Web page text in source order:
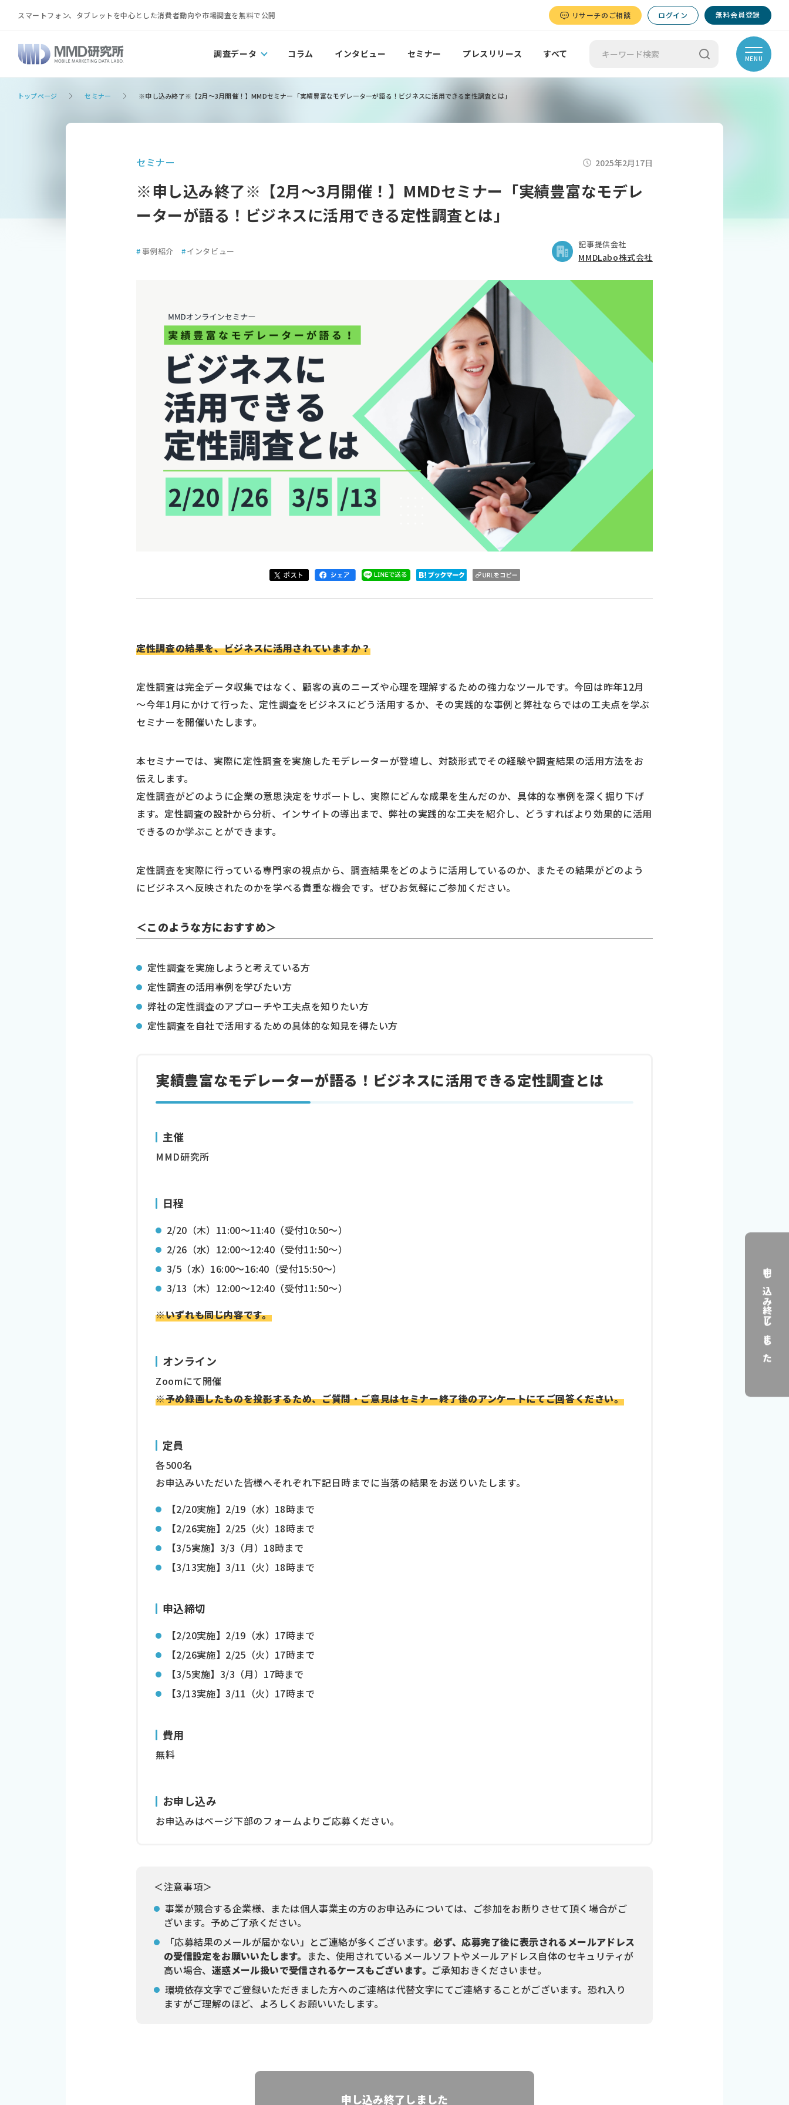
スマートフォン、タブレットを中心とした消費者動向や市場調査を無料で公開 リサーチのご相談 ログイン 無料会員登録
調査データ コラム インタビュー セミナー プレスリリース すべて MENU
トップページ セミナー ※申し込み終了※【2月～3月開催！】MMDセミナー「実績豊富なモデレーターが語る！ビジネスに活用できる定性調査とは」
セミナー 2025年2月17日
※申し込み終了※【2月～3月開催！】MMDセミナー「実績豊富なモデレ
ーターが語る！ビジネスに活用できる定性調査とは」
# 事例紹介 #インタビュー
記事提供会社
MMDLabo株式会社
申し込み終了しました
定性調査の結果を、ビジネスに活用されていますか？
定性調査は完全データ収集ではなく、顧客の真のニーズや心理を理解するための強力なツールです。今回は昨年12月
～今年1月にかけて行った、定性調査をビジネスにどう活用するか、その実践的な事例と弊社ならではの工夫点を学ぶ
セミナーを開催いたします。
本セミナーでは、実際に定性調査を実施したモデレーターが登壇し、対談形式でその経験や調査結果の活用方法をお
伝えします。
定性調査がどのように企業の意思決定をサポートし、実際にどんな成果を生んだのか、具体的な事例を深く掘り下げ
ます。定性調査の設計から分析、インサイトの導出まで、弊社の実践的な工夫を紹介し、どうすればより効果的に活用
できるのか学ぶことができます。
定性調査を実際に行っている専門家の視点から、調査結果をどのように活用しているのか、またその結果がどのよう
にビジネスへ反映されたのかを学べる貴重な機会です。ぜひお気軽にご参加ください。
＜このような方におすすめ＞
定性調査を実施しようと考えている方
定性調査の活用事例を学びたい方
弊社の定性調査のアプローチや工夫点を知りたい方
定性調査を自社で活用するための具体的な知見を得たい方
実績豊富なモデレーターが語る！ビジネスに活用できる定性調査とは
主催
MMD研究所
日程
2/20（木）11:00～11:40（受付10:50～）
2/26（水）12:00～12:40（受付11:50～）
3/5（水）16:00～16:40（受付15:50～）
3/13（木）12:00～12:40（受付11:50～）
※いずれも同じ内容です。
オンライン
Zoomにて開催
※予め録画したものを投影するため、ご質問・ご意見はセミナー終了後のアンケートにてご回答ください。
定員
各500名
お申込みいただいた皆様へそれぞれ下記日時までに当落の結果をお送りいたします。
【2/20実施】2/19（水）18時まで
【2/26実施】2/25（火）18時まで
【3/5実施】3/3（月）18時まで
【3/13実施】3/11（火）18時まで
申込締切
【2/20実施】2/19（水）17時まで
【2/26実施】2/25（火）17時まで
【3/5実施】3/3（月）17時まで
【3/13実施】3/11（火）17時まで
費用
無料
お申し込み
お申込みはページ下部のフォームよりご応募ください。
＜注意事項＞
事業が競合する企業様、または個人事業主の方のお申込みについては、ご参加をお断りさせて頂く場合がご
ざいます。予めご了承ください。
「応募結果のメールが届かない」とご連絡が多くございます。必ず、応募完了後に表示されるメールアドレス
の受信設定をお願いいたします。 また、使用されているメールソフトやメールアドレス自体のセキュリティが
高い場合、 迷惑メール扱いで受信されるケースもございます。 ご承知おきくださいませ。
環境依存文字でご登録いただきました方へのご連絡は代替文字にてご連絡することがございます。恐れ入り
ますがご理解のほど、よろしくお願いいたします。
申し込み終了しました